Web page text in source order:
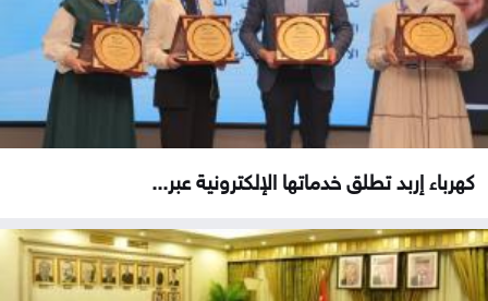
كهرباء إربد تطلق خدماتها الإلكترونية عبر...